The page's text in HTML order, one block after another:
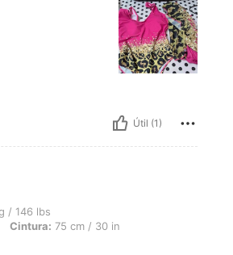
Útil (1)
del cuerpo: Manzana, Busto: 93 cm / 37 in,
/ 146 lbs
Cintura: 75 cm / 30 in